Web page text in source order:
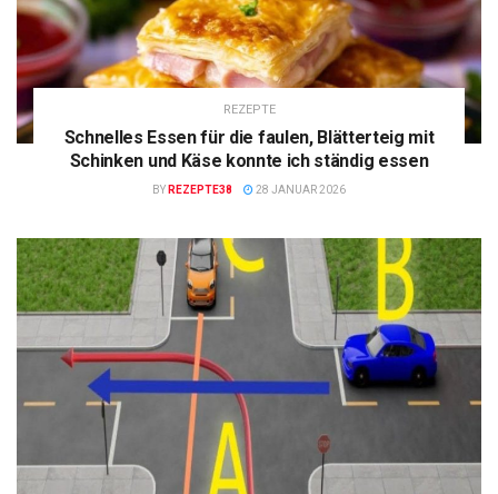
REZEPTE
Schnelles Essen für die faulen, Blätterteig mit
Schinken und Käse konnte ich ständig essen
BY REZEPTE38 28 JANUAR 2026